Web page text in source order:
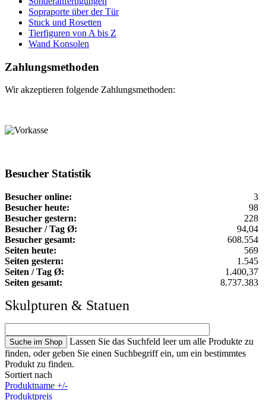
Sopraporte über der Tür
Stuck und Rosetten
Tierfiguren von A bis Z
Wand Konsolen
Zahlungsmethoden
Wir akzeptieren folgende Zahlungsmethoden:
Besucher Statistik
Besucher online:
3
Besucher heute:
98
Besucher gestern:
228
Besucher / Tag Ø:
94,04
Besucher gesamt:
608.554
Seiten heute:
569
Seiten gestern:
1.545
Seiten / Tag Ø:
1.400,37
Seiten gesamt:
8.737.383
Skulpturen & Statuen
Lassen Sie das Suchfeld leer um alle Produkte zu
finden, oder geben Sie einen Suchbegriff ein, um ein bestimmtes
Produkt zu finden.
Sortiert nach
Produktname +/-
Produktpreis